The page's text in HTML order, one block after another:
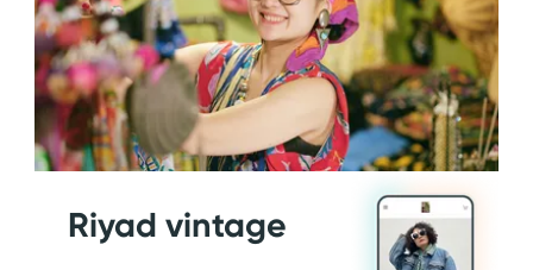
Riyad vintage